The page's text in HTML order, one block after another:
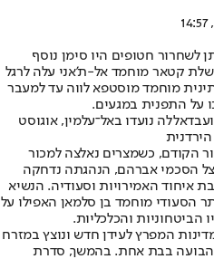
חטופים היו סימן נוסף
קטאר מוחמד אל-ת'אני עלה לרגל
מוחמד מוסטפא לווה עד למעבר
על התפנית במגעים.
נועדו באל־עלמין, אוגוסט
הקודם, כשמצרים נאלצה למכור
הסכמי אברהם, הנהגתה נדחקה
איחוד האמירויות וסעודיה. הנשיא
הסעודי מוחמד בן סלמאן האפילו על
והכלכליות.
המפרץ לעידן חדש ונוצץ במזרח
פיצץ את הבועה בבת אחת. בהמשך, סדרת